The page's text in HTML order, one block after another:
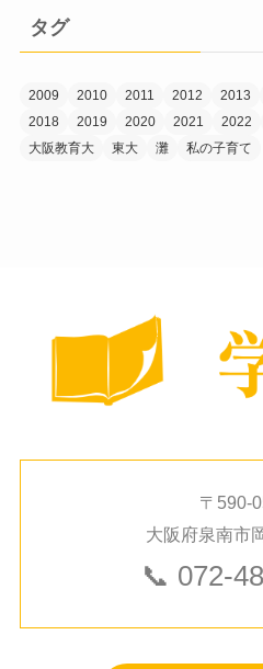
タグ
2009 2010 2011 2012 2013
2018
2019 2020 2021 2022
大阪教育大
東大 灘 私の子育て
〒590-
大阪府泉南市
📞 072-